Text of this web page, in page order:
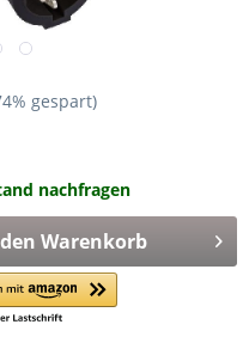
gespart)
nachfragen
Warenkorb